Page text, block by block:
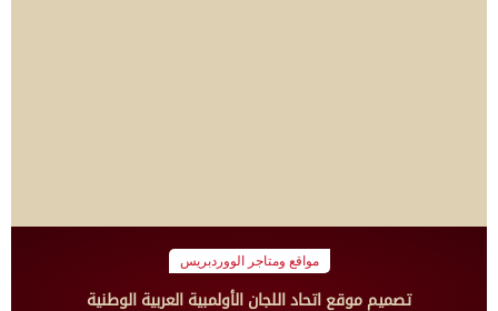
مواقع ومتاجر الووردبريس
تصميم موقع اتحاد اللجان الأولمبية العربية الوطنية